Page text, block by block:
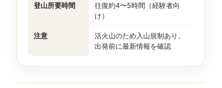
登山所要時間
往復約4〜5時間（経験者向
け）
注意
活火山のため入山規制あり。
出発前に最新情報を確認